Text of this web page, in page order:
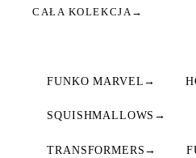
CAŁA KOLEKCJA→
FUNKO MARVEL →
SQUISHMALLOWS →
TRANSFORMERS →